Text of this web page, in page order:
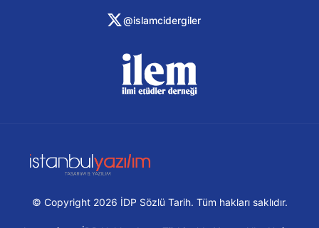
@islamcidergiler
© Copyright 2026 İDP Sözlü Tarih. Tüm hakları saklıdır.